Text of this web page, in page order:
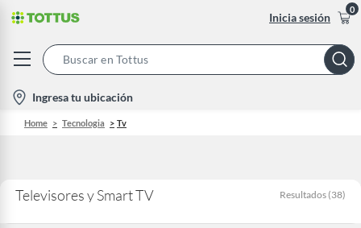
Inicia sesión
0
Bar
location-
icon
Ingresa tu ubicación
Home Tecnologia Tv
Televisores y Smart TV Resultados (38)